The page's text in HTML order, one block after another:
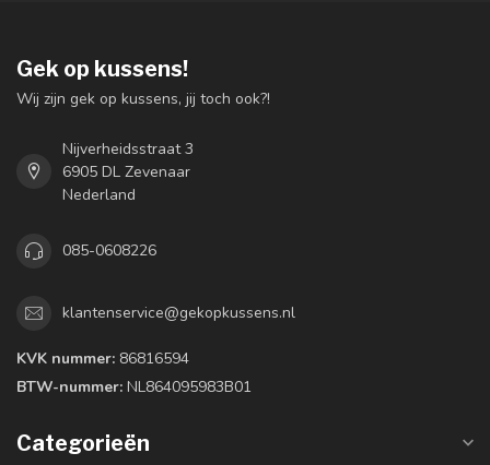
Gek op kussens!
Wij zijn gek op kussens, jij toch ook?!
Nijverheidsstraat 3
6905 DL Zevenaar
Nederland
085-0608226
klantenservice@gekopkussens.nl
KVK nummer: 86816594
BTW-nummer: NL864095983B01
Categorieën